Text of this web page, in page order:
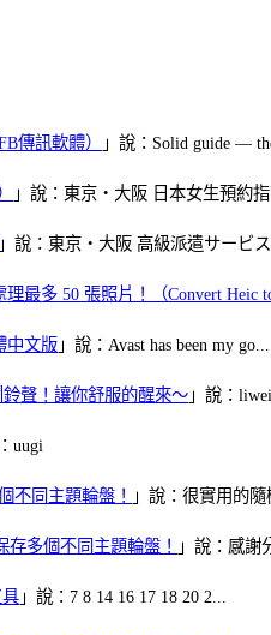
傳訊軟體） 」說：Solid guide —
」說：東京・大阪 日本女生預約指
」說：東京・大阪 高級派遣サービス
最多 50 張照片！（Convert Heic to
中文版 」說：Avast has been my go...
鈴聲！讓你舒服的醒來～ 」說：
uugi
不同主題輪盤！ 」說：很實用的
存多個不同主題輪盤！ 」說：感謝
」說：7 8 14 16 17 18 20 2...